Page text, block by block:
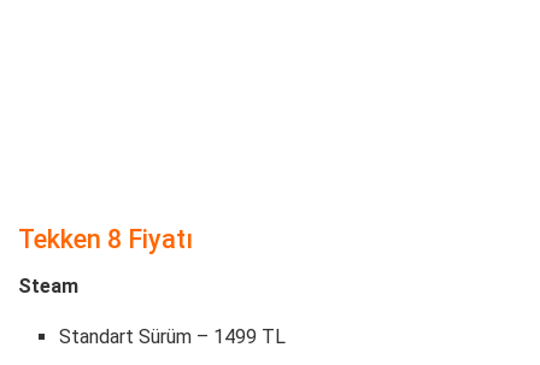
Tekken 8 Fiyatı
Steam
Standart Sürüm – 1499 TL